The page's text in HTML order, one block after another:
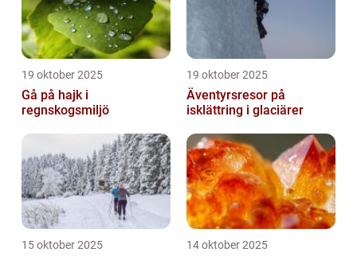
19 oktober 2025
Gå på hajk i
regnskogsmiljö
19 oktober 2025
Äventyrsresor på
isklättring i glaciärer
15 oktober 2025 14 oktober 2025